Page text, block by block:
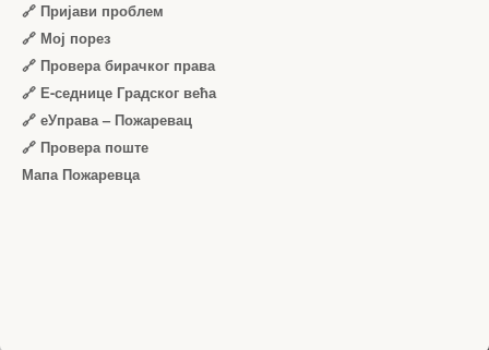
🔗 Пријави проблем
🔗 Мој порез
🔗 Провера бирачког права
🔗 Е-седнице Градског већа
🔗 еУправа – Пожаревац
🔗 Провера поште
Мапа Пожаревца